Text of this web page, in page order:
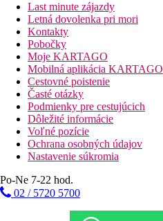
Last minute zájazdy
Letná dovolenka pri mori
Kontakty
Pobočky
Moje KARTAGO
Mobilná aplikácia KARTAGO
Cestovné poistenie
Časté otázky
Podmienky pre cestujúcich
Dôležité informácie
Voľné pozície
Ochrana osobných údajov
Nastavenie súkromia
Po-Ne 7-22 hod.
02 / 5720 5700